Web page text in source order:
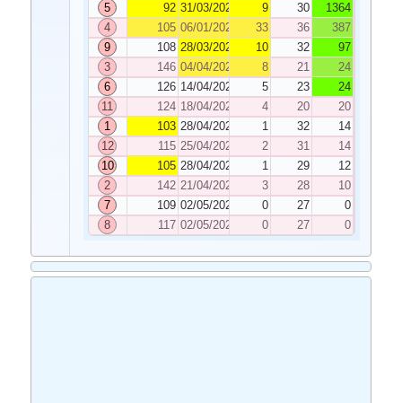
5
92 31/03/2023 9 30
1364
4
105 06/01/2023 33 36
387
9
108 28/03/2023 10 32
97
3
146 04/04/2023 8 21
24
6
126 14/04/2023 5 23
24
11
124 18/04/2023 4 20
20
1
103 28/04/2023 1 32
14
12
115 25/04/2023 2 31
14
10
105 28/04/2023 1 29
12
2
142 21/04/2023 3 28
10
7
109 02/05/2023 0 27
0
8
117 02/05/2023 0 27 0